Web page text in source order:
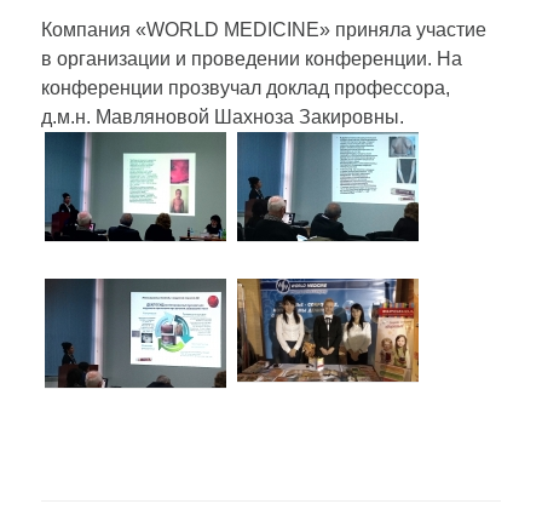
Компания «WORLD MEDICINE» приняла участие
в организации и проведении конференции. На
конференции прозвучал доклад профессора,
д.м.н. Мавляновой Шахноза Закировны.